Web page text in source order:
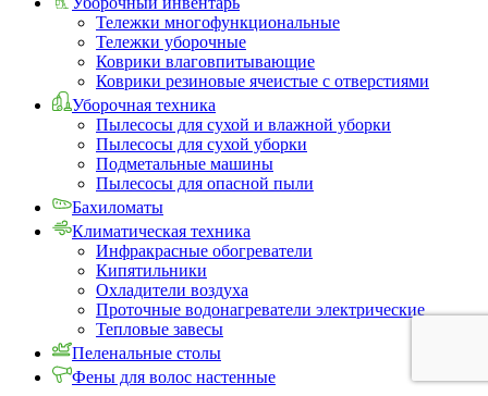
Тележки многофункциональные
Тележки уборочные
Коврики влаговпитывающие
Коврики резиновые ячеистые с отверстиями
Уборочная техника
Пылесосы для сухой и влажной уборки
Пылесосы для сухой уборки
Подметальные машины
Пылесосы для опасной пыли
Бахиломаты
Климатическая техника
Инфракрасные обогреватели
Кипятильники
Охладители воздуха
Проточные водонагреватели электрические
Тепловые завесы
Пеленальные столы
Фены для волос настенные